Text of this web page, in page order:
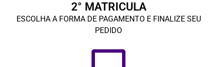
2° MATRICULA
ESCOLHA A FORMA DE PAGAMENTO E FINALIZE SEU
PEDIDO